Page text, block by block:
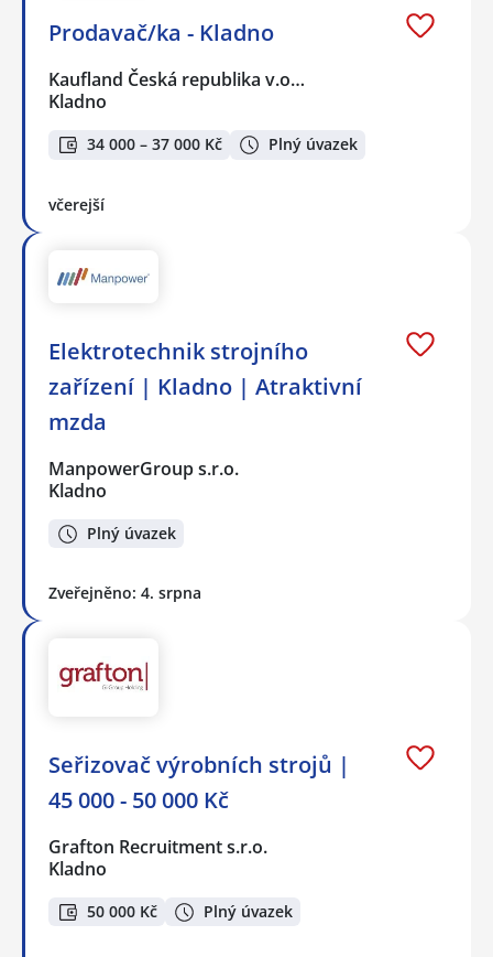
Prodavač/ka - Kladno
Kaufland Česká republika v.o…
Kladno
34 000 – 37 000 Kč Plný úvazek
včerejší
Elektrotechnik strojního
zařízení | Kladno | Atraktivní
mzda
ManpowerGroup s.r.o.
Kladno
Plný úvazek
Zveřejněno: 4. srpna
Seřizovač výrobních strojů |
45 000 - 50 000 Kč
Grafton Recruitment s.r.o.
Kladno
50 000 Kč Plný úvazek